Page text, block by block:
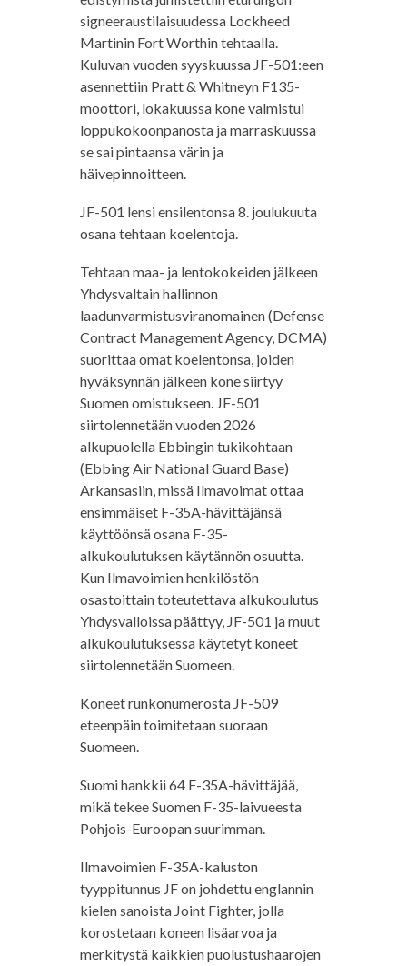
signeeraustilaisuudessa Lockheed
Martinin Fort Worthin tehtaalla.
Kuluvan vuoden syyskuussa JF-501:een
asennettiin Pratt & Whitneyn F135-
moottori, lokakuussa kone valmistui
loppukokoonpanosta ja marraskuussa
se sai pintaansa värin ja
häivepinnoitteen.
JF-501 lensi ensilentonsa 8. joulukuuta
osana tehtaan koelentoja.
Tehtaan maa- ja lentokokeiden jälkeen
Yhdysvaltain hallinnon
laadunvarmistusviranomainen (Defense
Contract Management Agency, DCMA)
suorittaa omat koelentonsa, joiden
hyväksynnän jälkeen kone siirtyy
Suomen omistukseen. JF-501
siirtolennetään vuoden 2026
alkupuolella Ebbingin tukikohtaan
(Ebbing Air National Guard Base)
Arkansasiin, missä Ilmavoimat ottaa
ensimmäiset F-35A-hävittäjänsä
käyttöönsä osana F-35-
alkukoulutuksen käytännön osuutta.
Kun Ilmavoimien henkilöstön
osastoittain toteutettava alkukoulutus
Yhdysvalloissa päättyy, JF-501 ja muut
alkukoulutuksessa käytetyt koneet
siirtolennetään Suomeen.
Koneet runkonumerosta JF-509
eteenpäin toimitetaan suoraan
Suomeen.
Suomi hankkii 64 F-35A-hävittäjää,
mikä tekee Suomen F-35-laivueesta
Pohjois-Euroopan suurimman.
Ilmavoimien F-35A-kaluston
tyyppitunnus JF on johdettu englannin
kielen sanoista Joint Fighter, jolla
korostetaan koneen lisäarvoa ja
merkitystä kaikkien puolustushaarojen